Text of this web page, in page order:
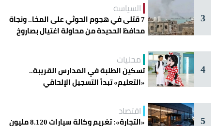
3
السياسة
7 قتلى في هجوم الحوثي على المخا.. ونجاة
محافظ الحديدة من محاولة اغتيال بصاروخ
4
محليات
تسكين الطلبة في المدارس القريبة..
«التعليم» تبدأ التسجيل الإلحاقي
5
اقتصاد
«التجارة»: تغريم وكالة سيارات 8.120 مليون